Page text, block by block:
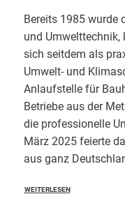
Bereits 1985 wurde
und Umwelttechnik,
sich seitdem als
Umwelt- und
Anlaufstelle für
Betriebe aus der
die professionelle
März 2025 feierte
aus ganz
WEITERLESEN